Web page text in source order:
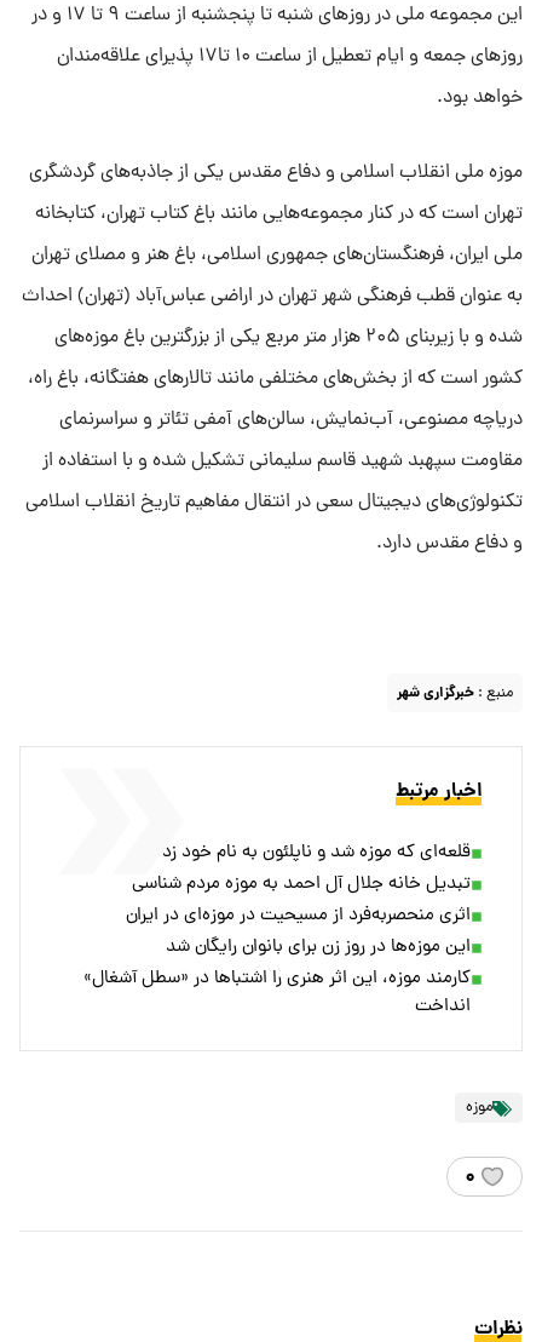
این مجموعه ملی در روزهای شنبه تا پنجشنبه از ساعت ۹ تا ۱۷ و در
روزهای جمعه و ایام تعطیل از ساعت ۱۰ تا۱۷ پذیرای علاقه‌مندان
خواهد بود.
موزه ملی انقلاب اسلامی و دفاع مقدس یکی از جاذبه‌های گردشگری
تهران است که در کنار مجموعه‌هایی مانند باغ کتاب تهران، کتابخانه
ملی ایران، فرهنگستان‌های جمهوری اسلامی، باغ هنر و مصلای تهران
به عنوان قطب فرهنگی شهر تهران در اراضی عباس‌آباد (تهران) احداث
شده‌ و با زیربنای ۲۰۵ هزار متر مربع یکی از بزرگترین باغ موزه‌های
کشور است که از بخش‌های مختلفی مانند تالارهای هفتگانه، باغ راه،
دریاچه مصنوعی، آب‌نمایش، سالن‌های آمفی تئاتر و سراسرنمای
مقاومت سپهبد شهید قاسم سلیمانی تشکیل شده و با استفاده از
تکنولوژی‌های دیجیتال سعی در انتقال مفاهیم تاریخ انقلاب اسلامی
و دفاع مقدس دارد.
منبع : خبرگزاری شهر
اخبار مرتبط
قلعه‌ای که موزه شد و ناپلئون به نام خود زد
تبدیل خانه جلال آل احمد به موزه مردم شناسی
اثری منحصربه‌فرد از مسیحیت در موزه‌ای در ایران
این موزه‌ها در روز زن برای بانوان رایگان شد
کارمند موزه، این اثر هنری را اشتباها در «سطل آشغال»
انداخت
موزه
۰
نظرات